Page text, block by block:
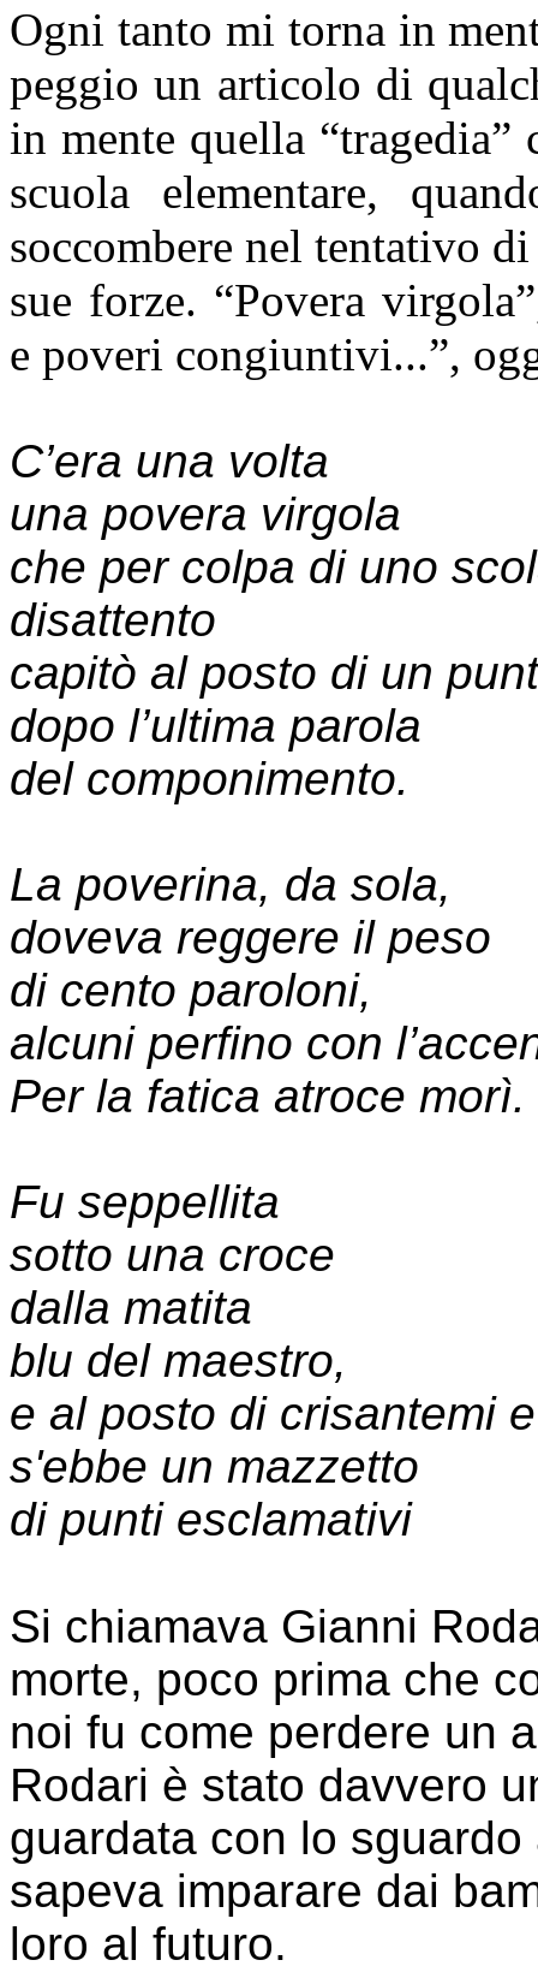
Ogni tanto mi torna in
peggio un articolo di
in mente quella
scuola elementare,
soccombere nel tentativo
sue forze. “Povera
e poveri congiuntivi...”,
C’era una volta
una povera virgola
che per colpa di uno
disattento
capitò al posto di un
dopo l’ultima parola
del componimento.
La poverina, da sola,
doveva reggere il peso
di cento paroloni,
alcuni perfino con
Per la fatica atroce morì.
Fu seppellita
sotto una croce
dalla matita
blu del maestro,
e al posto di crisantemi
s'ebbe un mazzetto
di punti esclamativi
Si chiamava Gianni
morte, poco prima che
noi fu come perdere un
Rodari è stato davvero
guardata con lo
sapeva imparare dai
loro al futuro.